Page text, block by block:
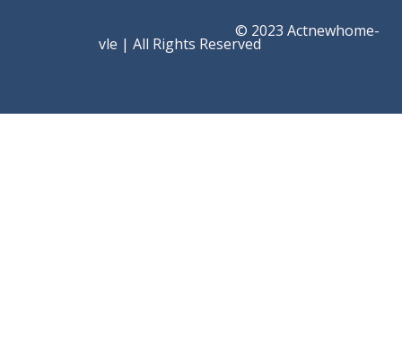
© 2023 Actnewhome-
vle | All Rights Reserved